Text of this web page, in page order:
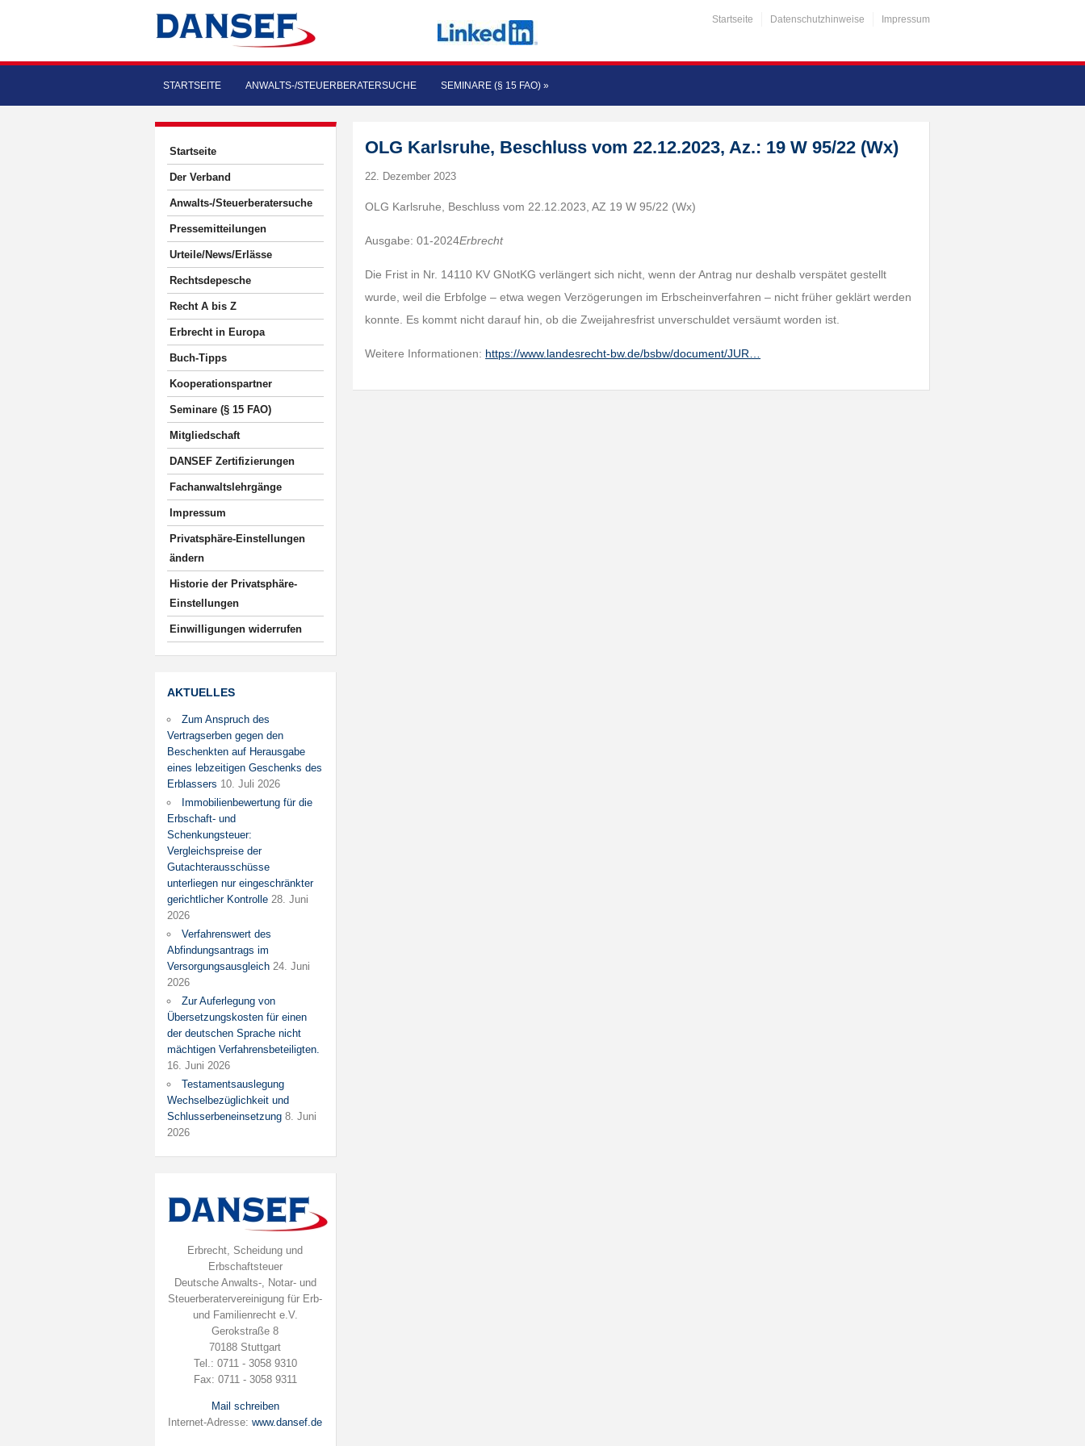
Startseite Datenschutzhinweise Impressum
STARTSEITE ANWALTS-/STEUERBERATERSUCHE SEMINARE (§ 15 FAO) »
Startseite
Der Verband
Anwalts-/Steuerberatersuche
Pressemitteilungen
Urteile/News/Erlässe
Rechtsdepesche
Recht A bis Z
Erbrecht in Europa
Buch-Tipps
Kooperationspartner
Seminare (§ 15 FAO)
Mitgliedschaft
DANSEF Zertifizierungen
Fachanwaltslehrgänge
Impressum
Privatsphäre-Einstellungen
ändern
Historie der Privatsphäre-
Einstellungen
Einwilligungen widerrufen
AKTUELLES
Zum Anspruch des
Vertragserben gegen den
Beschenkten auf Herausgabe
eines lebzeitigen Geschenks des
Erblassers 10. Juli 2026
Immobilienbewertung für die
Erbschaft- und
Schenkungsteuer:
Vergleichspreise der
Gutachterausschüsse
unterliegen nur eingeschränkter
gerichtlicher Kontrolle 28. Juni
2026
Verfahrenswert des
Abfindungsantrags im
Versorgungsausgleich 24. Juni
2026
Zur Auferlegung von
Übersetzungskosten für einen
der deutschen Sprache nicht
mächtigen Verfahrensbeteiligten.
16. Juni 2026
Testamentsauslegung
Wechselbezüglichkeit und
Schlusserbeneinsetzung 8. Juni
2026
Erbrecht, Scheidung und
Erbschaftsteuer
Deutsche Anwalts-, Notar- und
Steuerberatervereinigung für Erb-
und Familienrecht e.V.
Gerokstraße 8
70188 Stuttgart
Tel.: 0711 - 3058 9310
Fax: 0711 - 3058 9311
Mail schreiben
Internet-Adresse:www.dansef.de
OLG Karlsruhe, Beschluss vom 22.12.2023, Az.: 19 W 95/22 (Wx)
22. Dezember 2023
OLG Karlsruhe, Beschluss vom 22.12.2023, AZ 19 W 95/22 (Wx)
Ausgabe: 01-2024Erbrecht
Die Frist in Nr. 14110 KV GNotKG verlängert sich nicht, wenn der Antrag nur deshalb verspätet gestellt
wurde, weil die Erbfolge – etwa wegen Verzögerungen im Erbscheinverfahren – nicht früher geklärt werden
konnte. Es kommt nicht darauf hin, ob die Zweijahresfrist unverschuldet versäumt worden ist.
Weitere Informationen: https://www.landesrecht-bw.de/bsbw/document/JUR…